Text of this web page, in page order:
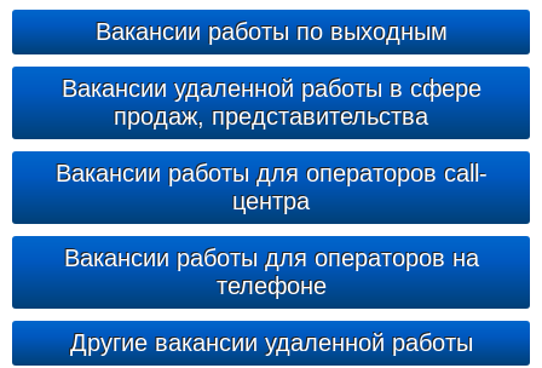
Вакансии работы по выходным
Вакансии удаленной работы в сфере
продаж, представительства
Вакансии работы для операторов call-
центра
Вакансии работы для операторов на
телефоне
Другие вакансии удаленной работы